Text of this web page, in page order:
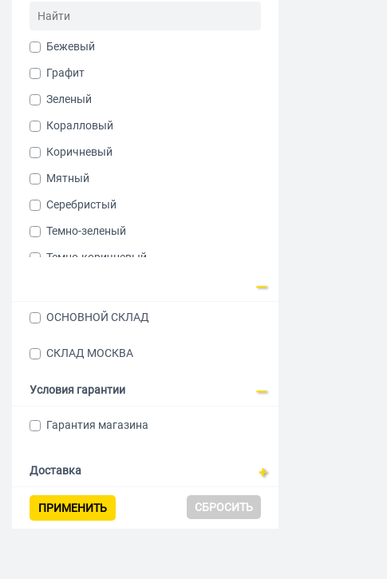
Бежевый
Графит
Зеленый
Коралловый
Коричневый
Мятный
Серебристый
Темно-зеленый
Темно-коричневый
Серый
Синий
Темно-серый
ОСНОВНОЙ СКЛАД
СКЛАД МОСКВА
Условия гарантии
Гарантия магазина
Доставка
ПРИМЕНИТЬ СБРОСИТЬ